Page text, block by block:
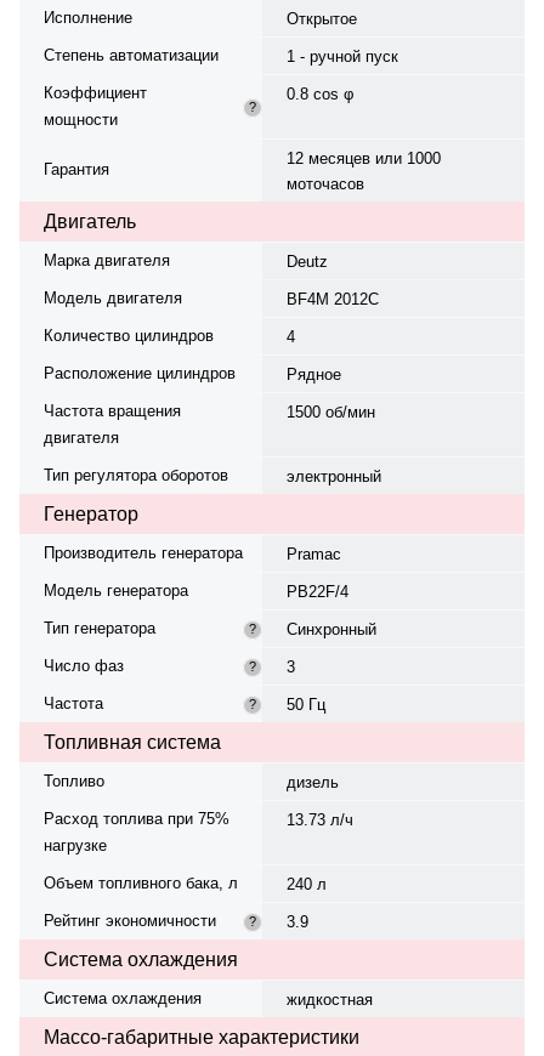
Исполнение
Открытое
Степень автоматизации
1 - ручной пуск
Коэффициент
мощности
?
0.8 cos φ
Гарантия
12 месяцев или 1000
моточасов
Двигатель
Марка двигателя
Deutz
Модель двигателя
BF4M 2012C
Количество цилиндров
4
Расположение цилиндров
Рядное
Частота вращения
двигателя
1500 об/мин
Тип регулятора оборотов электронный
Генератор
Производитель генератора
Pramac
Модель генератора
PB22F/4
Тип генератора
?
Синхронный
Число фаз
?
3
Частота
? 50 Гц
Топливная система
Топливо
дизель
Расход топлива при 75%
нагрузке
13.73 л/ч
Объем топливного бака, л
240 л
Рейтинг экономичности
? 3.9
Система охлаждения
Система охлаждения жидкостная
Массо-габаритные характеристики